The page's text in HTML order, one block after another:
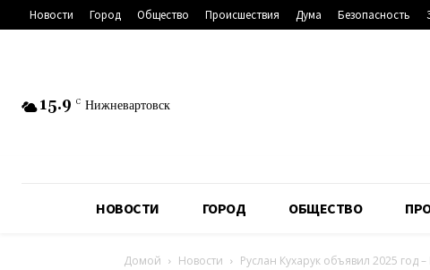
Новости Город Общество Происшествия Дума Безопасность
15.9 C Нижневартовск
НОВОСТИ ГОРОД ОБЩЕСТВО
Домой Новости Руслан Кухарук объявил 2025 год